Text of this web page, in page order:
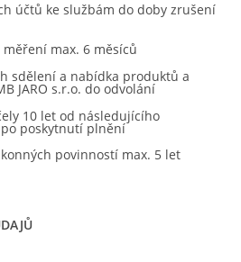
účtů ke službám do doby zrušení
max. 6 měsíců
sdělení a nabídka produktů a
JARO s.r.o. do odvolání
10 let od následujícího
poskytnutí plnění
povinností max. 5 let